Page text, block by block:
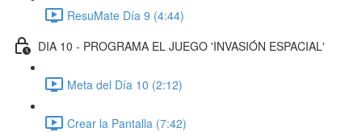
ResuMate Día 9 (4:44)
DIA 10 - PROGRAMA EL JUEGO 'INVASIÓN ESPACIAL'
Meta del Día 10 (2:12)
Crear la Pantalla (7:42)